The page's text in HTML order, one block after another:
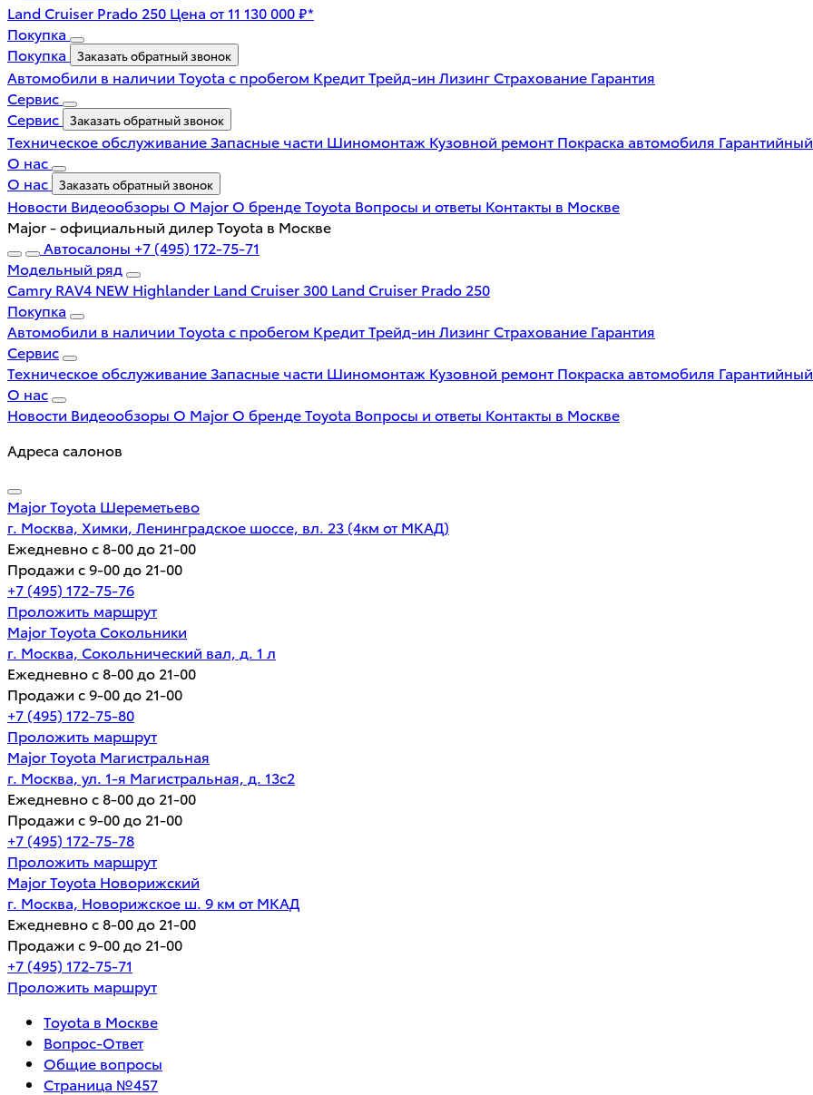
Land Cruiser Prado 250 Цена от 11 130 000 ₽*
Покупка
Покупка
Заказать обратный звонок
Автомобили в наличии Toyota с пробегом КредитТрейд-ин Лизинг Страхование Гарантия
Сервис
Сервис
Заказать обратный звонок
Техническое обслуживаниеЗапасные части Шиномонтаж Кузовной ремонт Покраска автомобиля
О нас
О нас
Заказать обратный звонок
Новости Видеообзоры О Major О бренде Toyota Вопросы и ответы Контакты в Москве
Major - официальный дилер Toyota в Москве
Автосалоны +7 (495) 172-75-71
Модельный ряд
Camry RAV4 NEW Highlander Land Cruiser 300 Land Cruiser Prado 250
Покупка
Автомобили в наличии Toyota с пробегом КредитТрейд-ин Лизинг Страхование Гарантия
Сервис
Техническое обслуживаниеЗапасные части Шиномонтаж Кузовной ремонт Покраска автомобиля
О нас
Новости Видеообзоры О Major О бренде Toyota Вопросы и ответы Контакты в Москве
Адреса салонов
Major Toyota Шереметьево
г. Москва, Химки, Ленинградское шоссе, вл. 23 (4км от МКАД)
Ежедневно с 8-00 до 21-00
Продажи с 9-00 до 21-00
+7 (495) 172-75-76
Проложить маршрут
Major Toyota Сокольники
г. Москва, Сокольнический вал, д. 1 л
Ежедневно с 8-00 до 21-00
Продажи с 9-00 до 21-00
+7 (495) 172-75-80
Проложить маршрут
Major Toyota Магистральная
г. Москва, ул. 1-я Магистральная, д. 13с2
Ежедневно с 8-00 до 21-00
Продажи с 9-00 до 21-00
+7 (495) 172-75-78
Проложить маршрут
Major Toyota Новорижский
г. Москва, Новорижское ш. 9 км от МКАД
Ежедневно с 8-00 до 21-00
Продажи с 9-00 до 21-00
+7 (495) 172-75-71
Проложить маршрут
Toyota в Москве
Вопрос-Ответ
Общие вопросы
Страница №457